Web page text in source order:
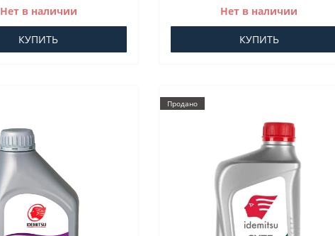
Нет в наличии
КУПИТЬ
Нет в наличии
КУПИТЬ
Продано